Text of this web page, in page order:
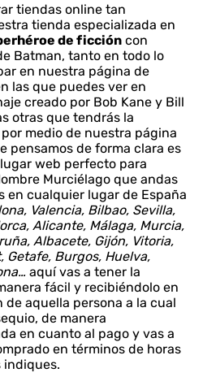
tiendas online tan
tienda especializada en
de ficción con
Batman, tanto en todo lo
en nuestra página de
las que puedes ver en
creado por Bob Kane y Bill
otras que tendrás la
medio de nuestra página
pensamos de forma clara es
web perfecto para
Murciélago que andas
en cualquier lugar de España
Valencia, Bilbao, Sevilla,
Alicante, Málaga, Murcia,
Albacete, Gijón, Vitoria,
Getafe, Burgos, Huelva,
aquí vas a tener la
fácil y recibiéndolo en
aquella persona a la cual
de manera
en cuanto al pago y vas a
en términos de horas
indiques.